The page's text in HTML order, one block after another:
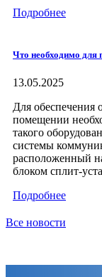
Подробнее
Что необходимо для
13.05.2025
Для обеспечения
помещении
такого
системы
расположенный
блоком сплит-
Подробнее
Все новости